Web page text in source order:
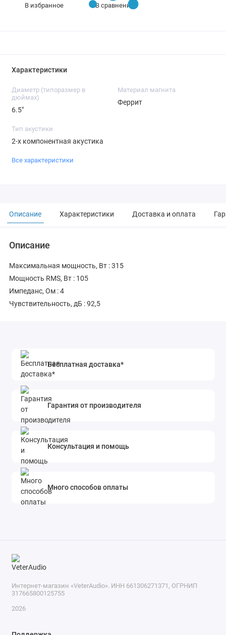
В избранное В сравнение
Характеристики
Диаметр (типоразмер в
дюймах)
6.5"
Материал магнита
Феррит
Тип акустики
2-х компонентная акустика
Все характеристики
Описание Характеристики Доставка и оплата
Описание
Максимальная мощность, Вт : 315
Мощность RMS, Вт : 105
Импеданс, Ом : 4
Чувствительность, дБ : 92,5
Бесплатная доставка*
Гарантия от производителя
Консультация и помощь
Много способов оплаты
Интернет-магазин «VeterAudio». ИНН 661306271371, ОГРНИП
317665800125755
2026